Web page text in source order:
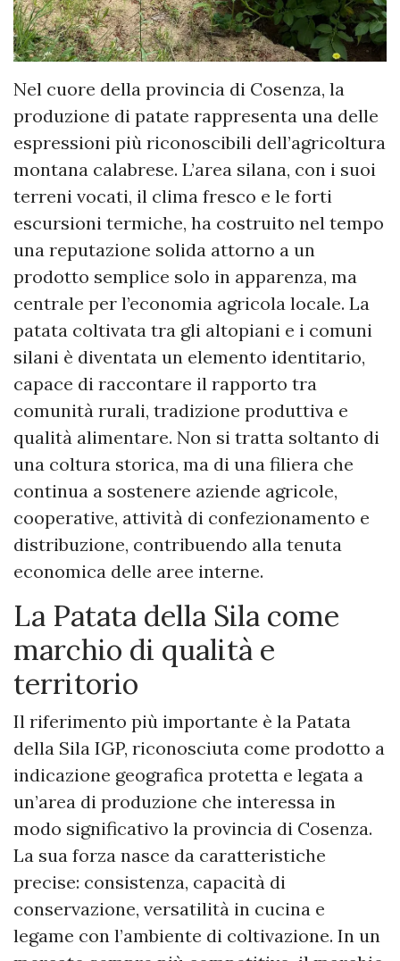
Nel cuore della provincia di Cosenza, la
produzione di patate rappresenta una delle
espressioni più riconoscibili dell’agricoltura
montana calabrese. L’area silana, con i suoi
terreni vocati, il clima fresco e le forti
escursioni termiche, ha costruito nel tempo
una reputazione solida attorno a un
prodotto semplice solo in apparenza, ma
centrale per l’economia agricola locale. La
patata coltivata tra gli altopiani e i comuni
silani è diventata un elemento identitario,
capace di raccontare il rapporto tra
comunità rurali, tradizione produttiva e
qualità alimentare. Non si tratta soltanto di
una coltura storica, ma di una filiera che
continua a sostenere aziende agricole,
cooperative, attività di confezionamento e
distribuzione, contribuendo alla tenuta
economica delle aree interne.
La Patata della Sila come
marchio di qualità e
territorio
Il riferimento più importante è la Patata
della Sila IGP, riconosciuta come prodotto a
indicazione geografica protetta e legata a
un’area di produzione che interessa in
modo significativo la provincia di Cosenza.
La sua forza nasce da caratteristiche
precise: consistenza, capacità di
conservazione, versatilità in cucina e
legame con l’ambiente di coltivazione. In un